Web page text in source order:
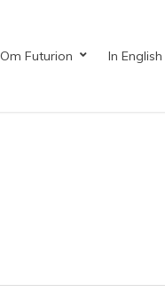
Om Futurion In English